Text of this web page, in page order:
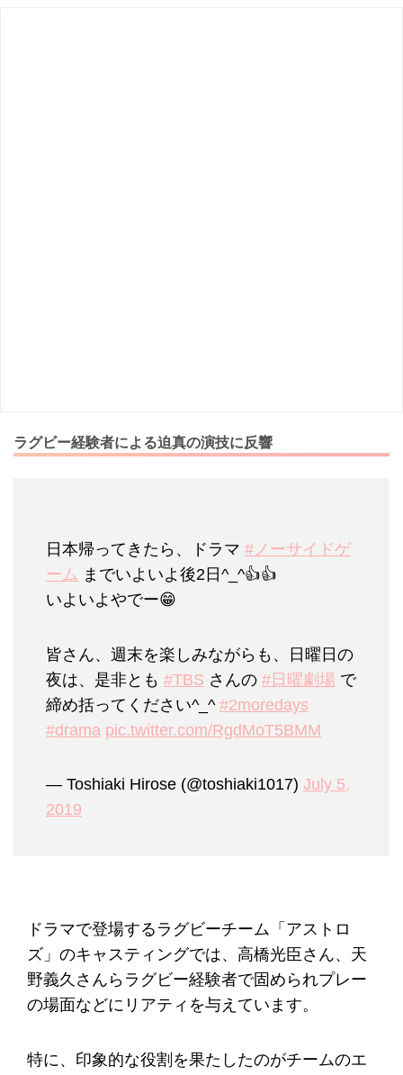
ラグビー経験者による迫真の演技に反響
日本帰ってきたら、ドラマ #ノーサイドゲ
ーム までいよいよ後2日^_^👍👍
いよいよやでー😁
皆さん、週末を楽しみながらも、日曜日の
夜は、是非とも #TBS さんの #日曜劇場 で
締め括ってください^_^ #2moredays
#drama pic.twitter.com/RgdMoT5BMM
— Toshiaki Hirose (@toshiaki1017) July 5,
2019
ドラマで登場するラグビーチーム「アストロ
ズ」のキャスティングでは、高橋光臣さん、天
野義久さんらラグビー経験者で固められプレー
の場面などにリアティを与えています。
特に、印象的な役割を果たしたのがチームのエ